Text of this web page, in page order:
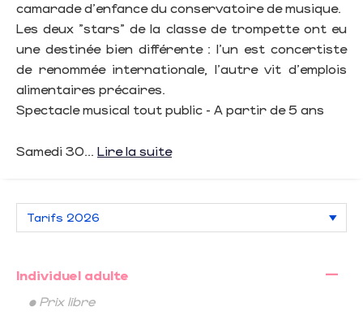
camarade d'enfance du conservatoire de musique.
Les deux "stars" de la classe de trompette ont eu
une destinée bien différente : l'un est concertiste
de renommée internationale, l'autre vit d'emplois
alimentaires précaires.
Spectacle musical tout public - A partir de 5 ans
Samedi 30... Lire la suite
Individuel adulte
—
• Prix libre